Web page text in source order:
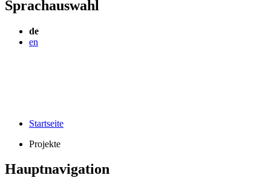
Sprachauswahl
de
en
Startseite
Projekte
Hauptnavigation